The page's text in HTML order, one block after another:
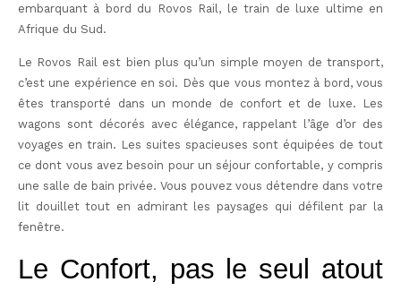
embarquant à bord du Rovos Rail, le train de luxe ultime en
Afrique du Sud.
Le Rovos Rail est bien plus qu’un simple moyen de transport,
c’est une expérience en soi. Dès que vous montez à bord, vous
êtes transporté dans un monde de confort et de luxe. Les
wagons sont décorés avec élégance, rappelant l’âge d’or des
voyages en train. Les suites spacieuses sont équipées de tout
ce dont vous avez besoin pour un séjour confortable, y compris
une salle de bain privée. Vous pouvez vous détendre dans votre
lit douillet tout en admirant les paysages qui défilent par la
fenêtre.
Le Confort, pas le seul atout